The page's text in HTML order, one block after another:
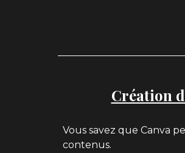
Création
Vous savez que Canva
contenus.